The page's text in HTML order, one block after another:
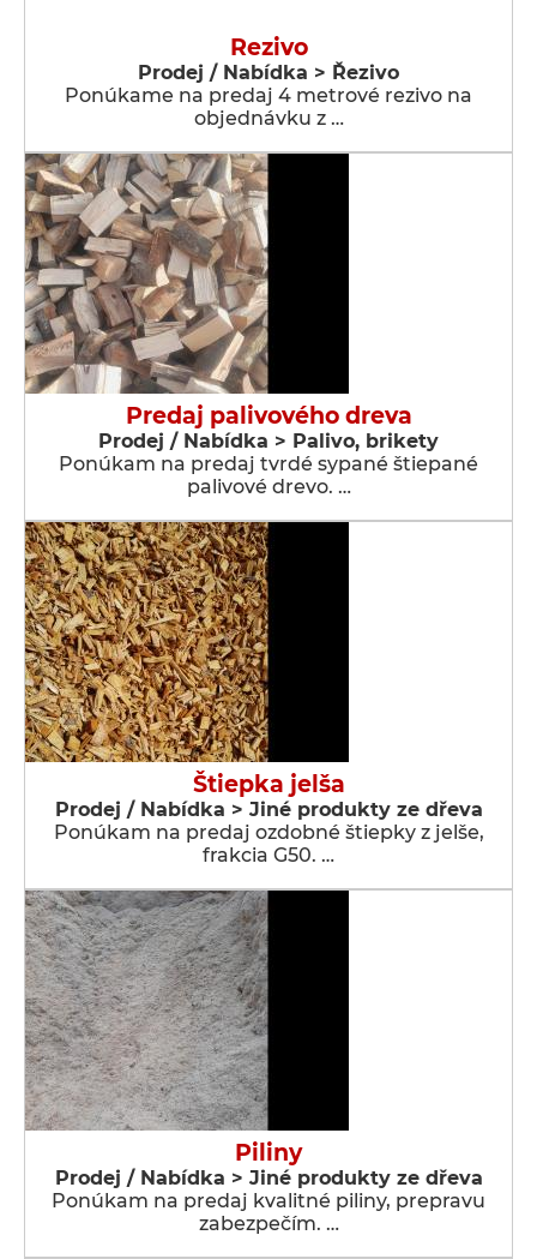
Rezivo
Prodej / Nabídka > Řezivo
Ponúkame na predaj 4 metrové rezivo na
objednávku z …
Predaj palivového dreva
Prodej / Nabídka > Palivo, brikety
Ponúkam na predaj tvrdé sypané štiepané
palivové drevo. …
Štiepka jelša
Prodej / Nabídka > Jiné produkty ze dřeva
Ponúkam na predaj ozdobné štiepky z jelše,
frakcia G50. …
Piliny
Prodej / Nabídka > Jiné produkty ze dřeva
Ponúkam na predaj kvalitné piliny, prepravu
zabezpečím. …